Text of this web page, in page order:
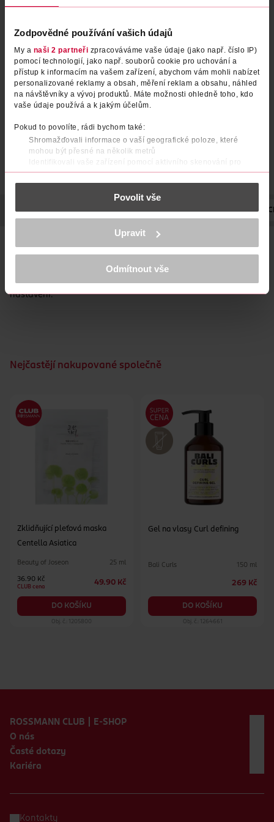
Zodpovědné používání vašich údajů
My a naši 2 partneři zpracováváme vaše údaje (jako např. číslo IP)
pomocí technologií, jako např. souborů cookie pro uchování a
přístup k informacím na vašem zařízení, abychom vám mohli nabízet
personalizované reklamy a obsah, měření reklam a obsahu, náhled
na návštěvníky a vývoj produktů. Máte možnosti ohledně toho, kdo
vaše údaje používá a k jakým účelům.
Pokud to povolíte, rádi bychom také:
Shromažďovali informace o vaší geografické poloze, které
mohou být přesné na několik metrů
Identifikovali vaše zařízení pomocí aktivního skenování pro
konkrétní charakteristiky (otisk prstu)
Zjistěte více o tom, jak zpracováváme vaše osobní údaje, a nastavte
části s podrobnostmi . Svůj souhlas můžete kdykoliv
K provozu stránek, personalizaci obsahu a reklam, funkcí sociálních
médií, analýze návštěvnosti, které mohou nést osobní údaje.
Více najdete vprohlášení o ochraně osobních údajů.
Děkujeme za pochopení. >více o cookies<
Povolit vše
Upravit
Odmítnout vše
POPIS POUŽITÍ UPOZORNĚNÍ OBJEM NÁZEV
*Platí, pokud je výrobek používán s novým difuzérem Air
Wick (dle obrázku v návodu k použití) a při nejnižším
nastavení.
Nejčastějí nakupované společně
Zklidňující pleťová maska
Centella Asiatica
Beauty of Joseon 25 ml
36.90 Kč
CLUB cena
49.90 Kč
DO KOŠÍKU
Obj. č.: 1205800
Gel na vlasy Curl defining
Bali Curls 150 ml
269 Kč
DO KOŠÍKU
Obj. č.: 1264661
ROSSMANN CLUB | E-SHOP
O nás
Časté dotazy
Kariéra
Kontakty